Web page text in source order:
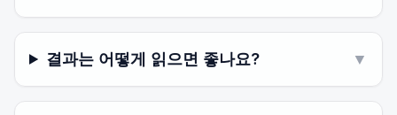
결과는 어떻게 읽으면 좋나요? ▼